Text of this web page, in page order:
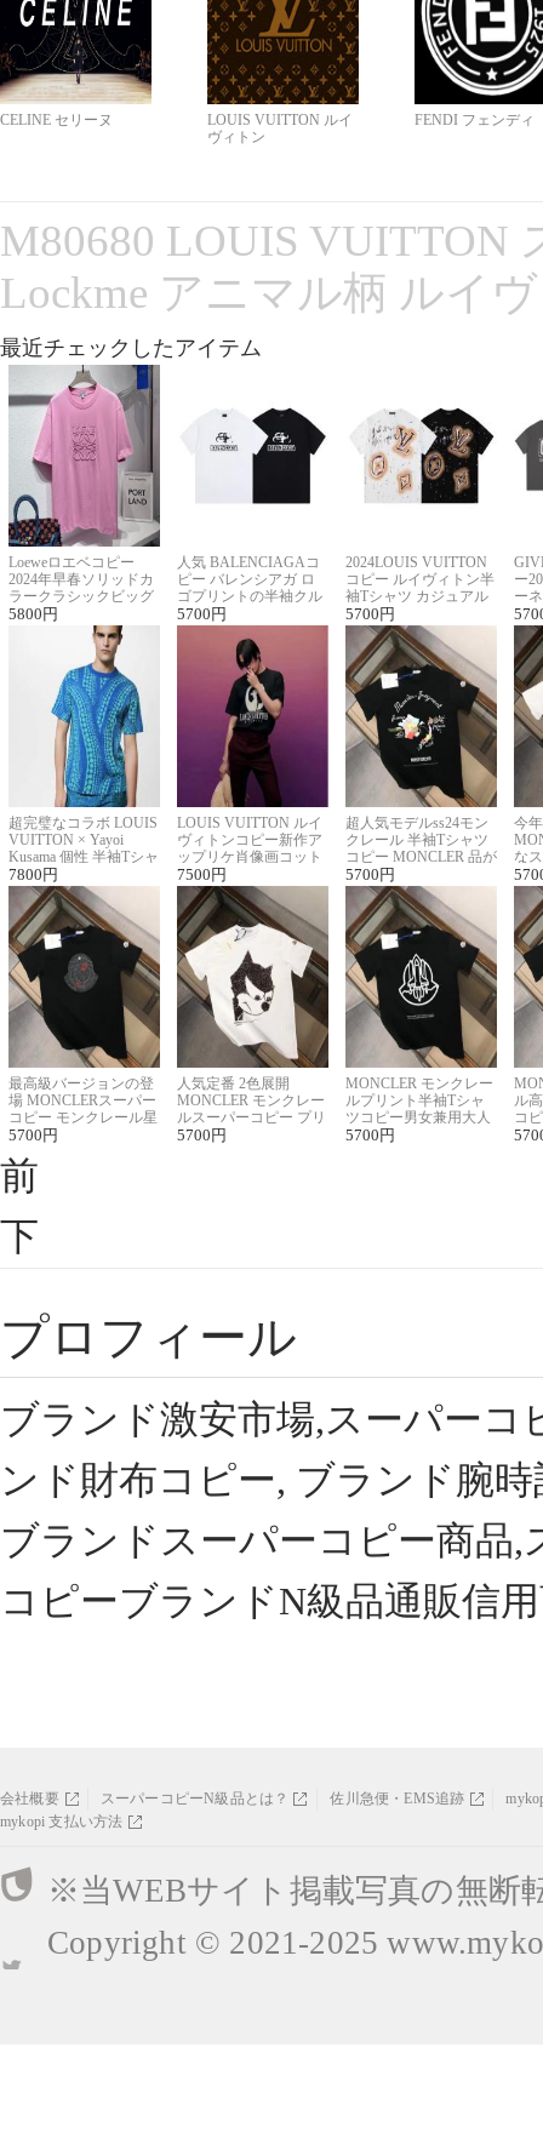
CELINE セリーヌ
LOUIS VUITTON ルイ
ヴィトン
FENDI フェンディ
M80680 LOUIS VUITTON
Lockme アニマル柄 ルイ
最近チェックしたアイテム
Loeweロエベコピー
2024年早春ソリッドカ
ラークラシックビッグ
ロゴ刺繍Tシャツ
5800 円
人気 BALENCIAGAコ
ピー バレンシアガ ロ
ゴプリントの半袖クル
ーネックTシャツ
5700 円
2024LOUIS VUITTON
コピー ルイヴィトン半
袖Tシャツ カジュアル
に馴染む 2色展開
5700 円
ー
ー
ー
超完璧なコラボ LOUIS
VUITTON × Yayoi
Kusama 個性 半袖Tシャ
ツコピー男女兼用
7800 円
LOUIS VUITTON ルイ
ヴィトンコピー新作ア
ップリケ肖像画コット
ンニット半袖Tシャツ
7500 円
超人気モデルss24モン
クレール 半袖Tシャツ
コピー MONCLER 品が
良く見た目
5700 円
今
な
ル
最高級バージョンの登
場 MONCLERスーパー
コピー モンクレール星
座半袖Tシャツ
5700 円
人気定番 2色展開
MONCLER モンクレー
ルスーパーコピー プリ
ント半袖Tシャツ
5700 円
MONCLER モンクレー
ルプリント半袖Tシャ
ツコピー男女兼用大人
可愛い春夏コーデ
5700 円
ル
コ
ィ
前
下
プロフィール
ブランド激安市場,スーパー
ンド財布コピー, ブランド腕
ブランドスーパーコピー商品
コピーブランドN級品通販信
会社概要 スーパーコピーN級品とは？ 佐川急便・EMS追跡
mykopi 支払い方法
※当WEBサイト掲載写真の無断
Copyright © 2021-2025